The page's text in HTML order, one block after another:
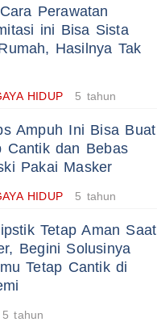
Perawatan
ini Bisa Sista
Hasilnya Tak
HIDUP 5 tahun
Ampuh Ini Bisa Buat
Cantik dan Bebas
Pakai Masker
HIDUP 5 tahun
Tetap Aman Saat
Begini Solusinya
Tetap Cantik di
5 tahun